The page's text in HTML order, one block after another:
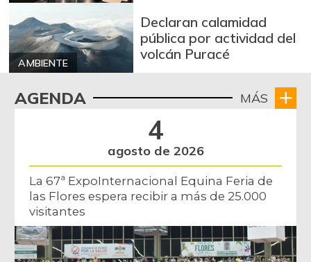
AMBIENTE
Declaran calamidad
pública por actividad del
volcán Puracé
AGENDA MÁS
4
agosto de 2026
La 67ª ExpoInternacional Equina Feria de
las Flores espera recibir a más de 25.000
visitantes